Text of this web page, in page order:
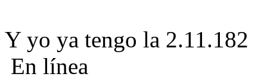
Y yo ya tengo la 2.11.182
En línea